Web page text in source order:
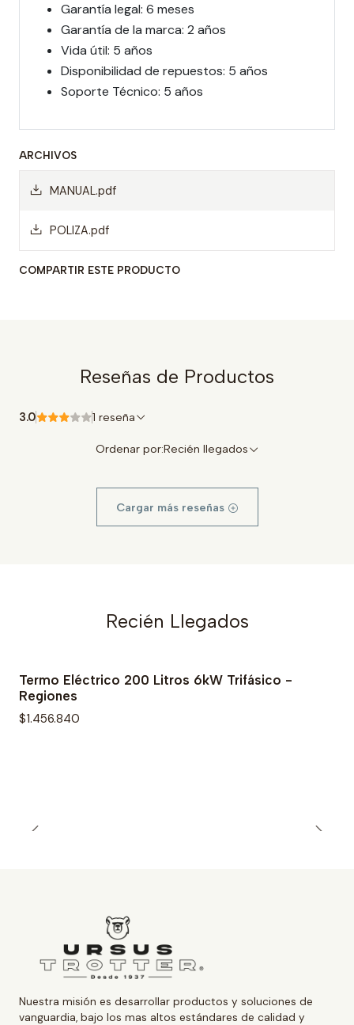
Garantía legal: 6 meses
Garantía de la marca: 2 años
Vida útil: 5 años
Disponibilidad de repuestos: 5 años
Soporte Técnico: 5 años
ARCHIVOS
MANUAL.pdf
POLIZA.pdf
COMPARTIR ESTE PRODUCTO
Reseñas de Productos
3.0 1 reseña
Ordenar por:Recién llegados
Cargar más reseñas
Recién Llegados
Termo Eléctrico 200 Litros 6kW Trifásico -
Regiones
$1.456.840
Nuestra misión es desarrollar productos y soluciones de
vanguardia, bajo los mas altos estándares de calidad y